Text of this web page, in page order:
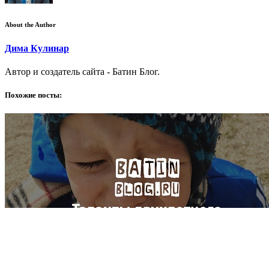
About the Author
Дима Кулинар
Автор и создатель сайта - Батин Блог.
Похожие посты: